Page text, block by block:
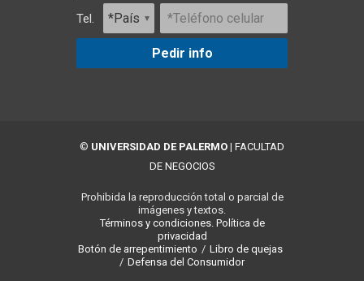
Tel.
Pedir info
© UNIVERSIDAD DE PALERMO | FACULTAD
DE NEGOCIOS
Prohibida la reproducción total o parcial de
imágenes y textos.
Términos y condiciones. Política de
privacidad
Botón de arrepentimiento / Libro de quejas
/ Defensa del Consumidor